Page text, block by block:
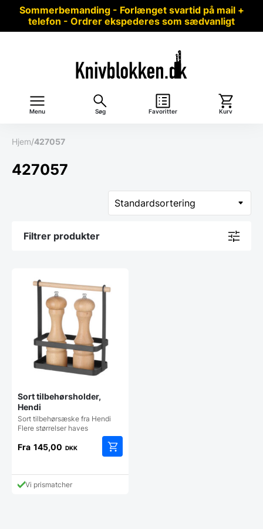
Sommerbemanding - Forlænget svartid på mail +
telefon - Ordrer ekspederes som sædvanligt
Menu Søg Favoritter Kurv
Hjem/427057
427057
Filtrer produkter
Sort tilbehørsholder,
Hendi
Sort tilbehørsæske fra Hendi
Flere størrelser haves
Fra 145,00 DKK
vare
Vi prismatcher